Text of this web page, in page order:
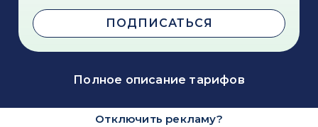
ПОДПИСАТЬСЯ
Полное описание тарифов
Отключить рекламу?